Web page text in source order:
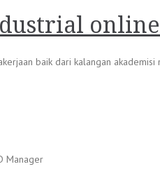
baik dari kalangan akademisi
Manager